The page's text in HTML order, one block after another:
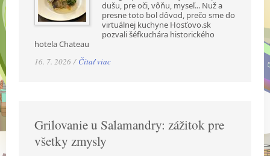
dušu, pre oči, vôňu, myseľ... Nuž a
presne toto bol dôvod, prečo sme do
virtuálnej kuchyne Hosťovo.sk
pozvali šéfkuchára historického
hotela Chateau
16. 7. 2026 / Čítať viac
Grilovanie u Salamandry: zážitok pre
všetky zmysly